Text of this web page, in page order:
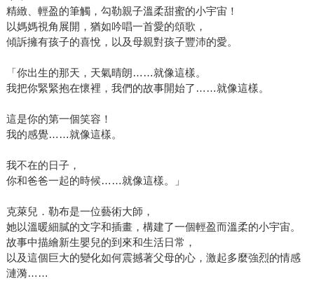
精緻、輕盈的筆觸，勾勒親子溫柔甜蜜的小宇宙！
以媽媽視角展開，猶如吟唱一首愛的頌歌，
傾訴擁有孩子的喜悅，以及母親對孩子豐沛的愛。
「你出生的那天，天氣晴朗……就像這樣。
我把你緊緊抱在懷裡，我們的故事開始了……就像這樣。
這是你的第一個笑容！
我的感覺……就像這樣。
我不在的日子，
你和爸爸一起的時候……就像這樣。」
克萊兒．勒布是一位藝術大師，
她以溫暖細膩的文字和插畫，構建了一個輕盈而溫柔的小宇宙。
故事中描繪新生嬰兒的到來和生活日常，
以及這個巨大的變化如何震撼著父母的心，激起多麼強烈的情感
漣漪……